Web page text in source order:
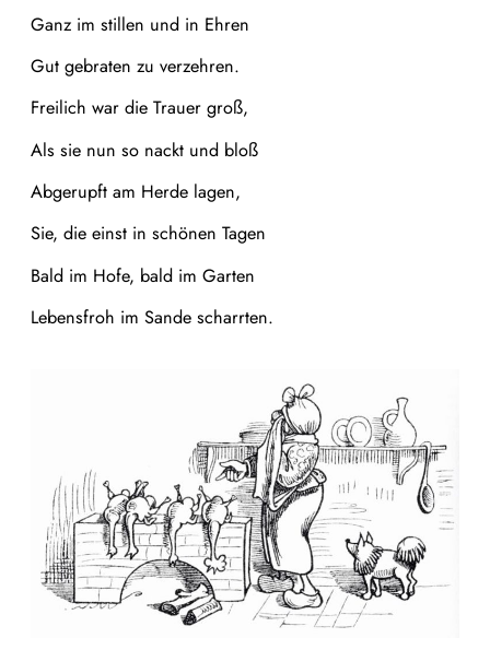
Ganz im stillen und in Ehren
Gut gebraten zu verzehren.
Freilich war die Trauer groß,
Als sie nun so nackt und bloß
Abgerupft am Herde lagen,
Sie, die einst in schönen Tagen
Bald im Hofe, bald im Garten
Lebensfroh im Sande scharrten.